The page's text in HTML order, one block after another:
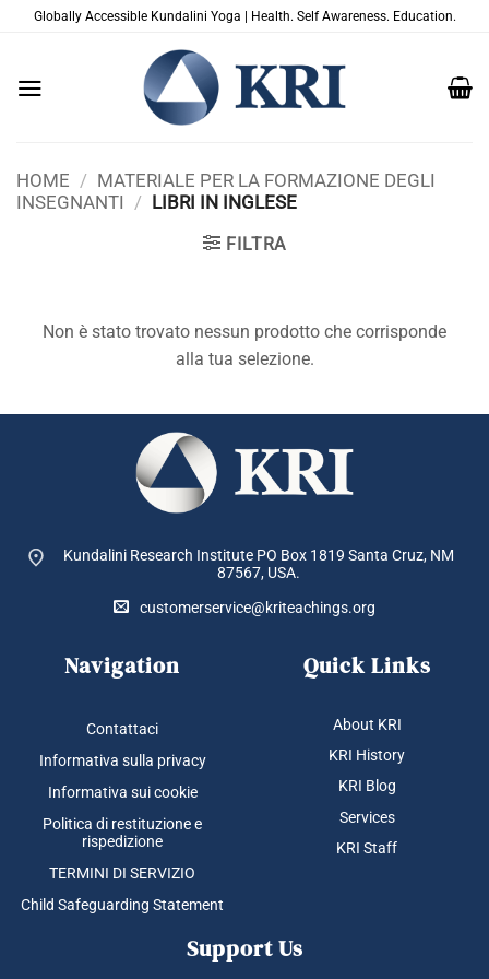
SaltaGlobally Accessible Kundalini Yoga | Health. Self Awareness. Education.
HOME / MATERIALE PER LA FORMAZIONE DEGLI
INSEGNANTI / LIBRI IN INGLESE
FILTRA
Non è stato trovato nessun prodotto che corrisponde
alla tua selezione.
Kundalini Research Institute PO Box 1819 Santa Cruz, NM
87567, USA.
customerservice@kriteachings.org
Navigation
Contattaci
Informativa sulla privacy
Informativa sui cookie
Politica di restituzione e
rispedizione
TERMINI DI SERVIZIO
Child Safeguarding Statement
Quick Links
About KRI
KRI History
KRI Blog
Services
KRI Staff
Support Us